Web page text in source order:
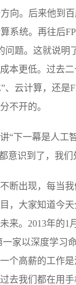
向。后来他到
系统。再往后
问题。这就说
本更低。过去
、云计算，还
不开的。
“下一幕是人工
意识到了，我们
断出现，每当
，大家知道今
来。2013年的1
家以深度学习
个高薪的工作
去我们都在用